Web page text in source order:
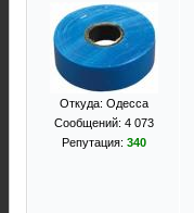
Откуда: Одесса
Сообщений: 4 073
Репутация: 340